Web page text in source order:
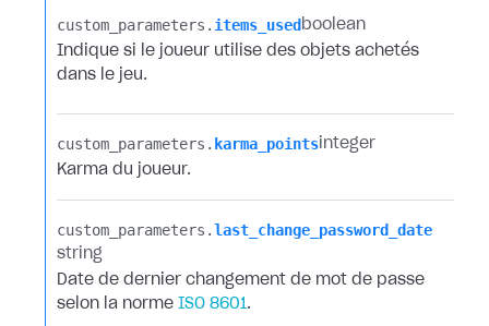
custom_parameters.​ items_used boolean
Indique si le joueur utilise des objets achetés
dans le jeu.
custom_parameters.​ karma_points integer
Karma du joueur.
custom_parameters.​last_change_password_date
string
Date de dernier changement de mot de passe
selon la norme ISO 8601.